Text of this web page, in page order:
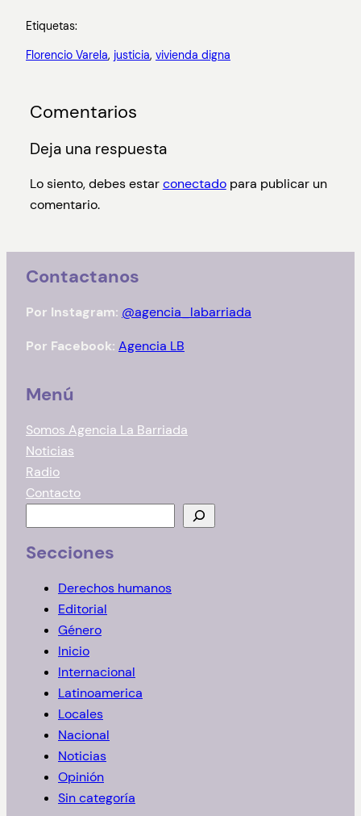
Etiquetas:
Florencio Varela, justicia, vivienda digna
Comentarios
Deja una respuesta
Lo siento, debes estarconectadopara publicar un
comentario.
Contactanos
Por Instagram: @agencia_labarriada
Por Facebook: Agencia LB
Menú
Somos Agencia La Barriada
Noticias
Radio
Contacto
s
Secciones
Derechos humanos
Editorial
Género
Inicio
Internacional
Latinoamerica
Locales
Nacional
Noticias
Opinión
Sin categoría